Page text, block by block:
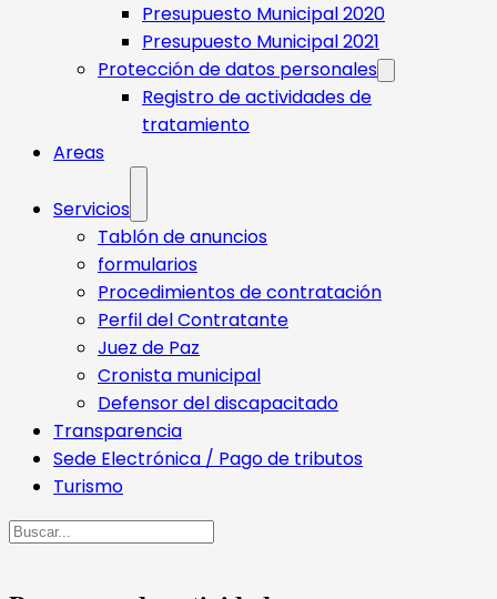
Presupuesto Municipal 2020
Presupuesto Municipal 2021
Protección de datos personales
Registro de actividades de
tratamiento
Areas
Servicios
Tablón de anuncios
formularios
Procedimientos de contratación
Perfil del Contratante
Juez de Paz
Cronista municipal
Defensor del discapacitado
Transparencia
Sede Electrónica / Pago de tributos
Turismo
Buscar